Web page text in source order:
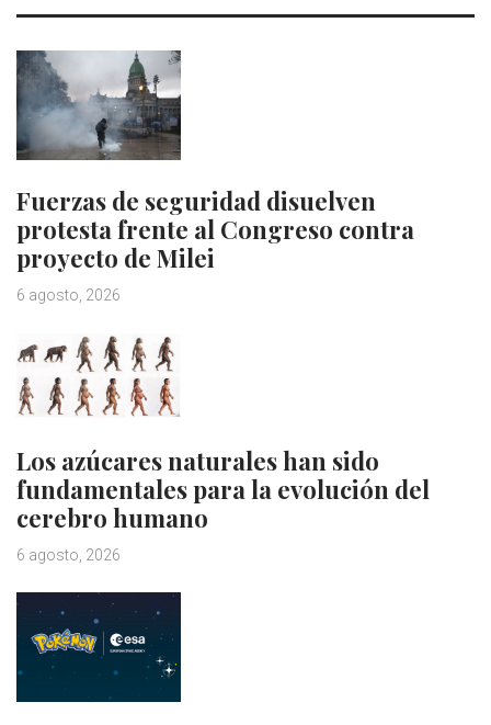
Fuerzas de seguridad disuelven
protesta frente al Congreso contra
proyecto de Milei
6 agosto, 2026
Los azúcares naturales han sido
fundamentales para la evolución del
cerebro humano
6 agosto, 2026